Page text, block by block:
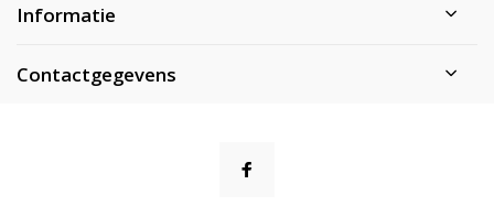
Informatie
Contactgegevens